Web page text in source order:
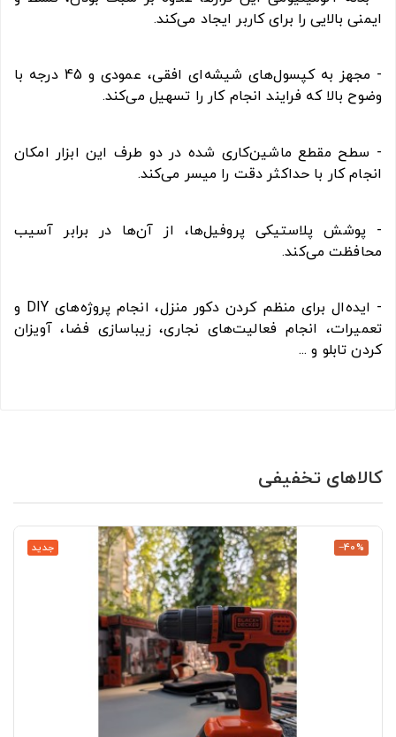
ایمنی بالایی را برای کاربر ایجاد می‌کند.
- مجهز به کپسول‌های شیشه‌ای افقی، عمودی و 45 درجه با
وضوح بالا که فرایند انجام کار را تسهیل می‌کند.
- سطح مقطع ماشین‌کاری شده در دو طرف این ابزار امکان
انجام کار با حداکثر دقت را میسر می‌کند.
- پوشش پلاستیکی پروفیل‌ها، از آن‌ها در برابر آسیب
محافظت می‌کند.
- ایده‌ال برای منظم کردن دکور منزل، انجام پروژه‌های DIY و
تعمیرات، انجام فعالیت‌های نجاری، زیباسازی فضا، آویزان
کردن تابلو و ...
کالاهای تخفیفی
جدید ‎−40%